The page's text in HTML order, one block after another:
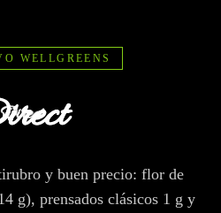
WELLGREENS
y buen precio: flor de
g), prensados clásicos 1 g y